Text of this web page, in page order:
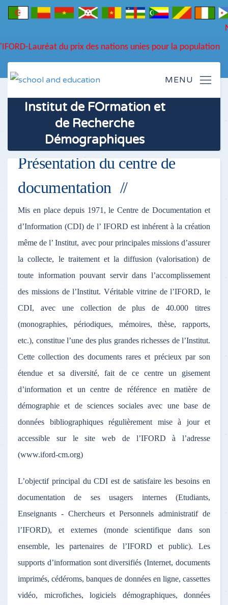
DU
Lauréat du prix des nations unies pour la population
Institut de FOrmation et
de Recherche
Démographiques
Présentation du centre de
documentation
Mis en place depuis 1971, le Centre de Documentation et
d’Information (CDI) de l’ IFORD est inhérent à la création
même de l’ Institut, avec pour principales missions d’assurer
la collecte, le traitement et la diffusion (valorisation) de
toute information pouvant servir dans l’accomplissement
des missions de l’Institut. Véritable vitrine de l’IFORD, le
CDI, avec une collection de plus de 40.000 titres
(monographies, périodiques, mémoires, thèse, rapports,
etc.), constitue l’une des plus grandes richesses de l’Institut.
Cette collection des documents rares et précieux par son
étendue et sa diversité, fait de ce centre un gisement
d’information et un centre de référence en matière de
démographie et de sciences sociales avec une base de
données bibliographiques régulièrement mise à jour et
accessible sur le site web de l’IFORD à l’adresse
(www.iford-cm.org)
L’objectif principal du CDI est de satisfaire les besoins en
documentation de ses usagers internes (Etudiants,
Enseignants - Chercheurs et Personnels administratif de
l’IFORD), et externes (monde scientifique dans son
ensemble, les partenaires de l’IFORD et public). Les
supports d’information sont diversifiés (Internet, documents
imprimés, cédéroms, banques de données en ligne, cassettes
vidéo, microfiches, logiciels démographiques, données